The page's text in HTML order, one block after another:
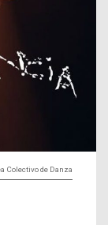
Colectivo de Danza